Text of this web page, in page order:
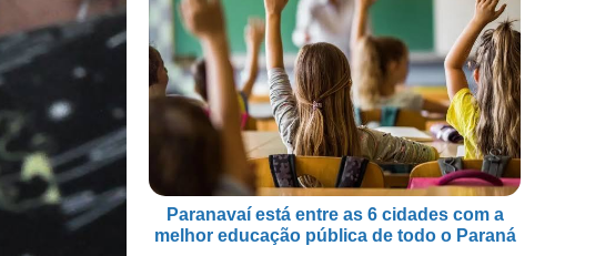
Paranavaí está entre as 6 cidades com a
melhor educação pública de todo o Paraná